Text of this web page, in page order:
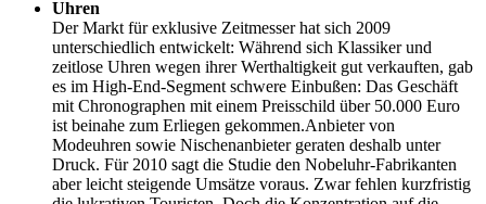
Uhren
Der Markt für exklusive Zeitmesser hat sich 2009
unterschiedlich entwickelt: Während sich Klassiker und
zeitlose Uhren wegen ihrer Werthaltigkeit gut verkauften, gab
es im High-End-Segment schwere Einbußen: Das Geschäft
mit Chronographen mit einem Preisschild über 50.000 Euro
ist beinahe zum Erliegen gekommen.Anbieter von
Modeuhren sowie Nischenanbieter geraten deshalb unter
Druck. Für 2010 sagt die Studie den Nobeluhr-Fabrikanten
aber leicht steigende Umsätze voraus. Zwar fehlen kurzfristig